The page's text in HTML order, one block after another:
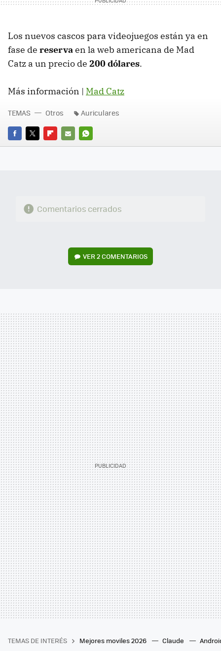
Los nuevos cascos para videojuegos están ya en
fase de reservaen la web americana de Mad
Catz a un precio de 200 dólares.
Más información | Mad Catz
FACEBOOK
TWITTERFLIPBOARD
E-
WHATSAPP
TEMAS Otros Auriculares
Comentarios cerrados
VER2 COMENTARIOS
TEMAS DE INTERÉS Mejores moviles 2026 Claude